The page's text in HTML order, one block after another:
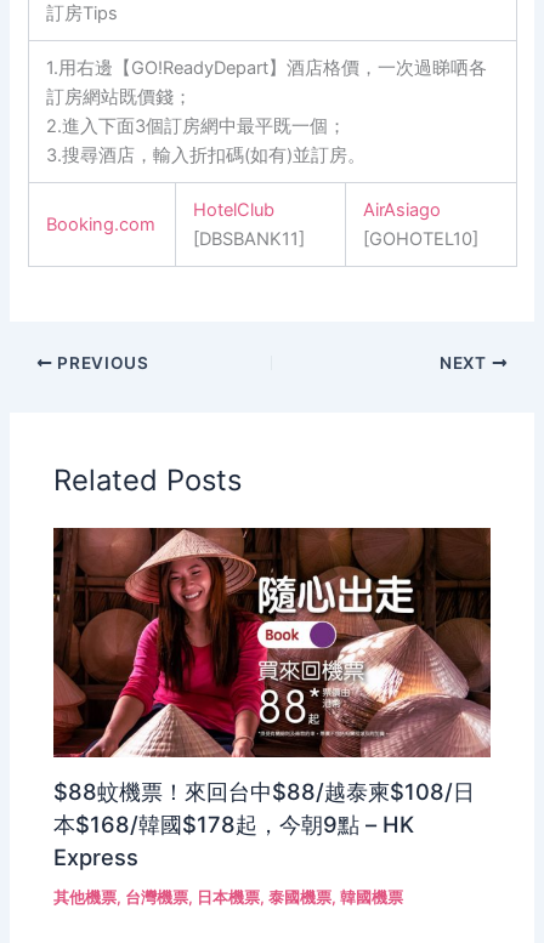
訂房Tips
1.用右邊【GO!ReadyDepart】酒店格價，一次過睇哂各
訂房網站既價錢；
2.進入下面3個訂房網中最平既一個；
3.搜尋酒店，輸入折扣碼(如有)並訂房。
Booking.com
HotelClub
[DBSBANK11]
AirAsiago
[GOHOTEL10]
PREVIOUS NEXT
Related Posts
$88蚊機票！來回台中$88/越泰柬$108/日
本$168/韓國$178起，今朝9點 – HK
Express
其他機票, 台灣機票, 日本機票,泰國機票,韓國機票